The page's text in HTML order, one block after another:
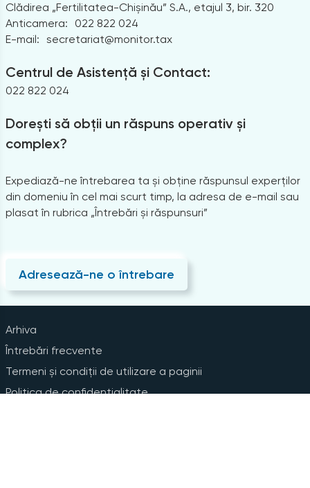
Clădirea „Fertilitatea-Chișinău” S.A., etajul 3, bir. 320
Anticamera:
022 822 024
E-mail: secretariat@monitor.tax
Centrul de Asistență și Contact:
022 822 024
Dorești să obții un răspuns operativ și
complex?
Expediază-ne întrebarea ta și obține răspunsul experților
din domeniu în cel mai scurt timp, la adresa de e-mail sau
plasat în rubrica „Întrebări și răspunsuri”
Adresează-ne o întrebare
Arhiva
Întrebări frecvente
Termeni și condiții de utilizare a paginii
Politica de confidențialitate